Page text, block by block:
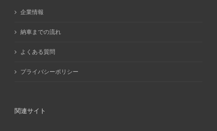
企業情報
納車までの流れ
よくある質問
プライバシーポリシー
関連サイト